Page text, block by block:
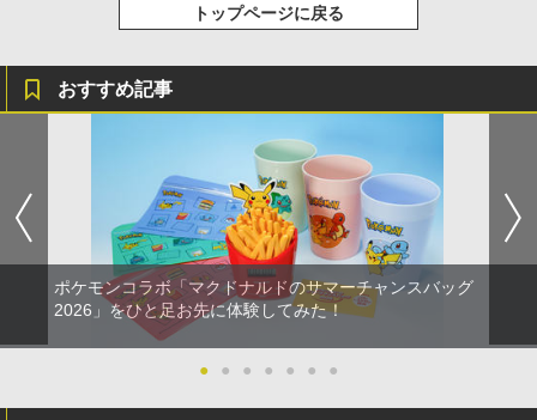
トップページに戻る
おすすめ記事
ポケモンコラボ「マクドナルドのサマーチャンスバッグ
2026」をひと足お先に体験してみた！
● ● ● ● ● ● ●